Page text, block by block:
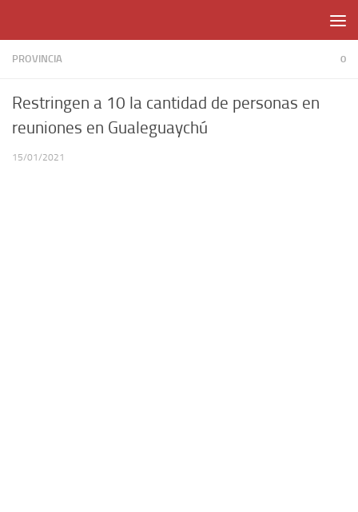
PROVINCIA 0
Restringen a 10 la cantidad de personas en
reuniones en Gualeguaychú
15/01/2021